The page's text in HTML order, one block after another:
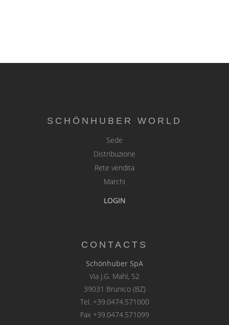
SCHÖNHUBER WORLD
Sede
Distribuzione
Rete vendita
Marchi
LOGIN
CONTACTS
Schönhuber SpA
Via J.G. Mahl, 52
39031 Brunico (BZ)
Tel. +39.0474.571000
Fax +39.0474.571099